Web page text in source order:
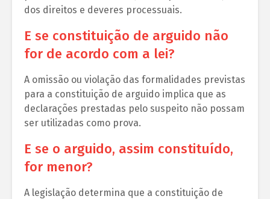
dos direitos e deveres processuais.
E se constituição de arguido não
for de acordo com a lei?
A omissão ou violação das formalidades previstas
para a constituição de arguido implica que as
declarações prestadas pelo suspeito não possam
ser utilizadas como prova.
E se o arguido, assim constituído,
for menor?
A legislação determina que a constituição de